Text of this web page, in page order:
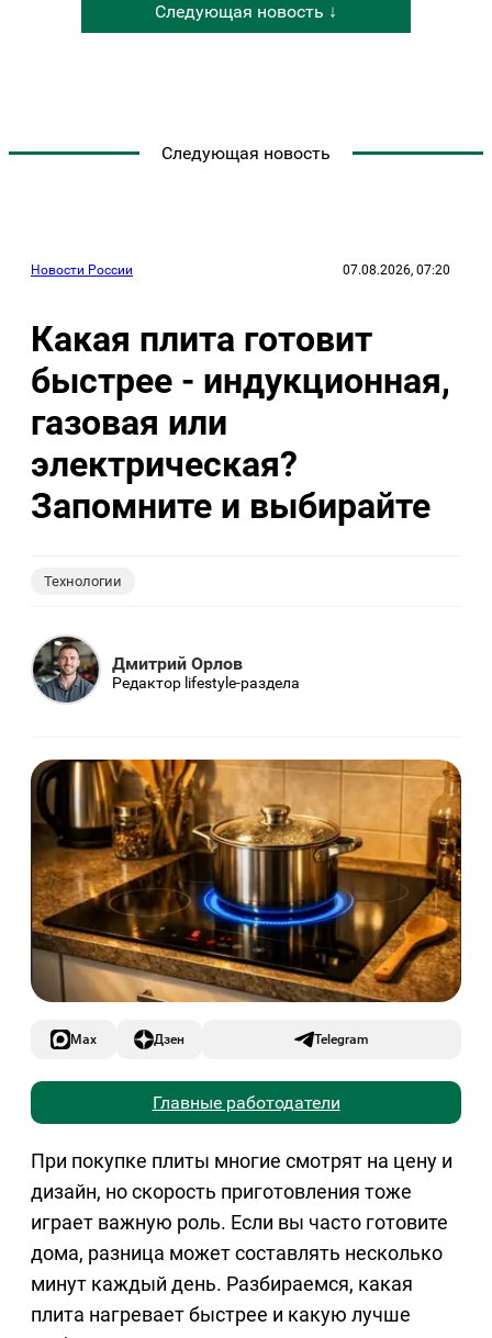
Следующая новость ↓
Следующая новость
Новости России 07.08.2026, 07:20
Какая плита готовит
быстрее - индукционная,
газовая или
электрическая?
Запомните и выбирайте
Технологии
Дмитрий Орлов
Редактор lifestyle-раздела
Max Дзен Telegram
Главные работодатели
При покупке плиты многие смотрят на цену и
дизайн, но скорость приготовления тоже
играет важную роль. Если вы часто готовите
дома, разница может составлять несколько
минут каждый день. Разбираемся, какая
плита нагревает быстрее и какую лучше